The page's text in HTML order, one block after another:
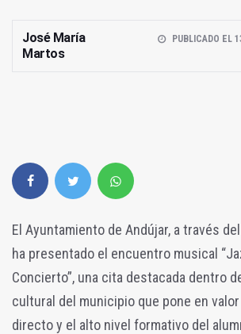
José María
Martos
PUBLICADO EL
El Ayuntamiento de Andújar, a través
ha presentado el encuentro musical
Concierto”, una cita destacada dentro
cultural del municipio que pone en
directo y el alto nivel formativo del